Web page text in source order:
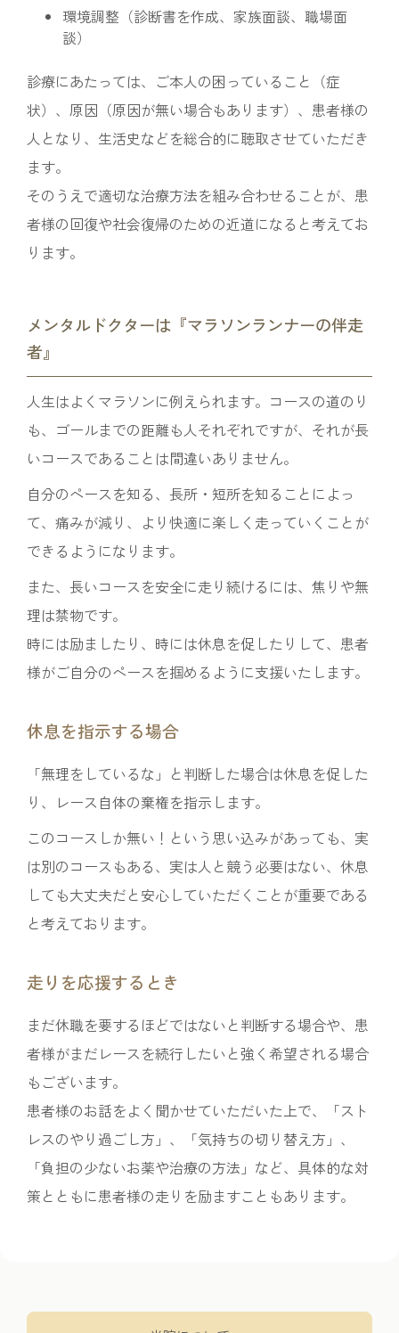
環境調整（診断書を作成、家族面談、職場面
談）
診療にあたっては、ご本人の困っていること（症
状）、原因（原因が無い場合もあります）、患者様の
人となり、生活史などを総合的に聴取させていただき
ます。
そのうえで適切な治療方法を組み合わせることが、患
者様の回復や社会復帰のための近道になると考えてお
ります。
メンタルドクターは『マラソンランナーの伴走
者』
人生はよくマラソンに例えられます。コースの道のり
も、ゴールまでの距離も人それぞれですが、それが長
いコースであることは間違いありません。
自分のペースを知る、長所・短所を知ることによっ
て、痛みが減り、より快適に楽しく走っていくことが
できるようになります。
また、長いコースを安全に走り続けるには、焦りや無
理は禁物です。
時には励ましたり、時には休息を促したりして、患者
様がご自分のペースを掴めるように支援いたします。
休息を指示する場合
「無理をしているな」と判断した場合は休息を促した
り、レース自体の棄権を指示します。
このコースしか無い！という思い込みがあっても、実
は別のコースもある、実は人と競う必要はない、休息
しても大丈夫だと安心していただくことが重要である
と考えております。
走りを応援するとき
まだ休職を要するほどではないと判断する場合や、患
者様がまだレースを続行したいと強く希望される場合
もございます。
患者様のお話をよく聞かせていただいた上で、「スト
レスのやり過ごし方」、「気持ちの切り替え方」、
「負担の少ないお薬や治療の方法」など、具体的な対
策とともに患者様の走りを励ますこともあります。